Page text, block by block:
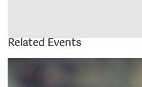
Related Events